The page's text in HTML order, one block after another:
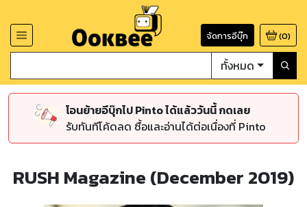
จัดการอีบุ๊ก (0)
ทั้งหมด
โอนย้ายอีบุ๊กไป Pinto ได้แล้ววันนี้ กดเลย
รับทันทีโค้ดลด ซื้อและอ่านได้ต่อเนื่องที่ Pinto
RUSH Magazine (December 2019)